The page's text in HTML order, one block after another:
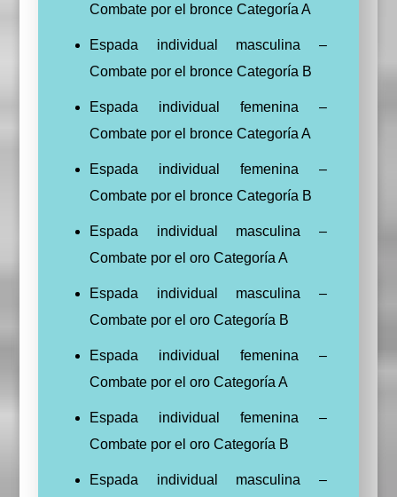
Combate por el bronce Categoría A
Espada individual masculina –
Combate por el bronce Categoría B
Espada individual femenina –
Combate por el bronce Categoría A
Espada individual femenina –
Combate por el bronce Categoría B
Espada individual masculina –
Combate por el oro Categoría A
Espada individual masculina –
Combate por el oro Categoría B
Espada individual femenina –
Combate por el oro Categoría A
Espada individual femenina –
Combate por el oro Categoría B
Espada individual masculina –